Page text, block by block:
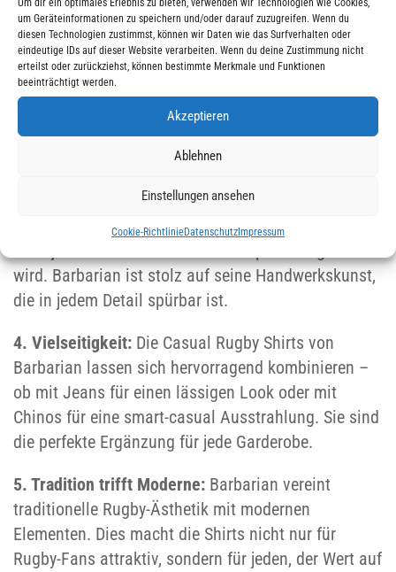
um Geräteinformationen zu speichern und/oder darauf zuzugreifen. Wenn du
diesen Technologien zustimmst, können wir Daten wie das Surfverhalten oder
eindeutige IDs auf dieser Website verarbeiten. Wenn du deine Zustimmung nicht
erteilst oder zurückziehst, können bestimmte Merkmale und Funktionen
beeinträchtigt werden.
Akzeptieren
Ablehnen
Einstellungen ansehen
Cookie-RichtlinieDatenschutzImpressum
2. Hochwertige Materialien:Jedes Rugby Shirt wird
aus erstklassiger Baumwolle gefertigt, die für ihre
Weichheit und Strapazierfähigkeit bekannt ist. Sie
bieten den ganzen Tag über außergewöhnlichen
Tragekomfort und behalten auch nach vielen
Waschgängen ihre Form und Farbe.
3. Unvergleichliche Verarbeitung:Die präzise
Verarbeitung und die robusten Nähte garantieren,
wird. Barbarian ist stolz auf seine Handwerkskunst,
die in jedem Detail spürbar ist.
4. Vielseitigkeit: Die Casual Rugby Shirts von
Barbarian lassen sich hervorragend kombinieren –
ob mit Jeans für einen lässigen Look oder mit
Chinos für eine smart-casual Ausstrahlung. Sie sind
die perfekte Ergänzung für jede Garderobe.
5. Tradition trifft Moderne: Barbarian vereint
traditionelle Rugby-Ästhetik mit modernen
Elementen. Dies macht die Shirts nicht nur für
Rugby-Fans attraktiv, sondern für jeden, der Wert auf